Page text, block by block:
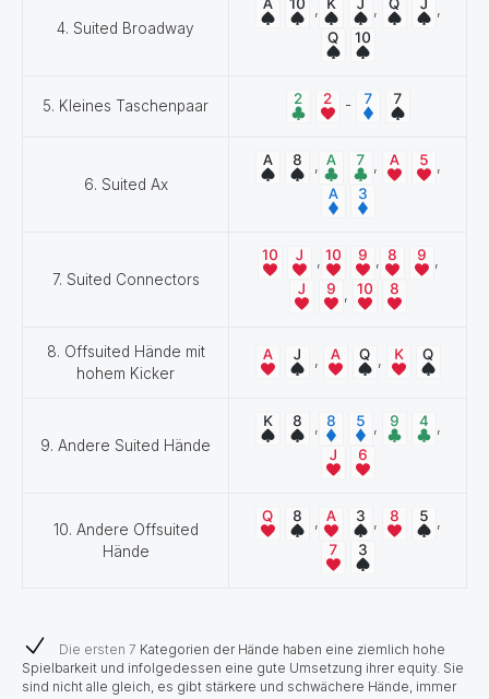
4. Suited Broadway
, , ,
5. Kleines Taschenpaar -
6. Suited Ax
, , ,
7. Suited Connectors
, ,
,
,
8. Offsuited Hände mit
hohem Kicker
, ,
9. Andere Suited Hände
, , ,
10. Andere Offsuited
Hände
, , ,
Die ersten 7 Kategorien der Hände haben eine ziemlich hohe
Spielbarkeit und infolgedessen eine gute Umsetzung ihrer equity. Sie
sind nicht alle gleich, es gibt stärkere und schwächere Hände, immer